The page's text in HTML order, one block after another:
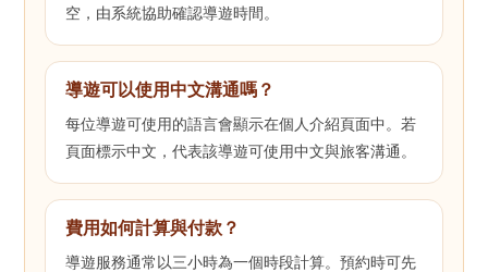
空，由系統協助確認導遊時間。
導遊可以使用中文溝通嗎？
每位導遊可使用的語言會顯示在個人介紹頁面中。若
頁面標示中文，代表該導遊可使用中文與旅客溝通。
費用如何計算與付款？
導遊服務通常以三小時為一個時段計算。預約時可先